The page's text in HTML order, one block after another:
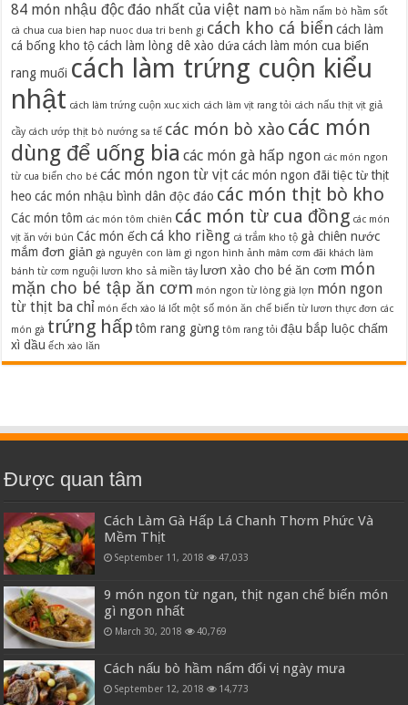
84 món nhậu độc đáo nhất của việt nam bò hầm nấm bò hầm sốt
cà chua cua bien hap nuoc dua tri benh gi cách kho cá biển cách làm
cá bống kho tộ cách làm lòng dê xào dứa cách làm món cua biển
rang muối cách làm trứng cuộn kiểu
nhật cách làm trứng cuộn xuc xich cách làm vịt rang tỏi cách nấu thịt vịt giả
cầy cách ướp thịt bò nướng sa tế các món bò xào các món
dùng để uống bia các món gà hấp ngon các món ngon
từ cua biển cho bé các món ngon từ vịt các món ngon đãi tiệc từ thịt
heo các món nhậu bình dân độc đáo các món thịt bò kho
Các món tôm các món tôm chiên các món từ cua đồng các món
vịt ăn với bún Các món ếch cá kho riềng cá trắm kho tộ gà chiên nước
mắm đơn giản gà nguyên con làm gì ngon hình ảnh mâm cơm đãi khách làm
bánh từ cơm nguội lươn kho sả miền tây lươn xào cho bé ăn cơm món
mặn cho bé tập ăn cơm món ngon từ lòng già lợn món ngon
từ thịt ba chỉ món ếch xào lá lốt một số món ăn chế biến từ lươn thực đơn các
món gà trứng hấp tôm rang gừng tôm rang tỏi đậu bắp luộc chấm
xì dầu ếch xào lăn
Được quan tâm
Cách Làm Gà Hấp Lá Chanh Thơm Phức Và
Mềm Thịt
September 11, 2018 47,033
9 món ngon từ ngan, thịt ngan chế biến món
gì ngon nhất
March 30, 2018 40,769
Cách nấu bò hầm nấm đổi vị ngày mưa
September 12, 2018 14,773